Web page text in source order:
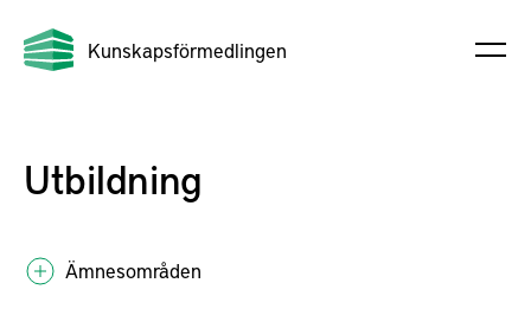
Kunskapsförmedlingen
Utbildning
Ämnesområden